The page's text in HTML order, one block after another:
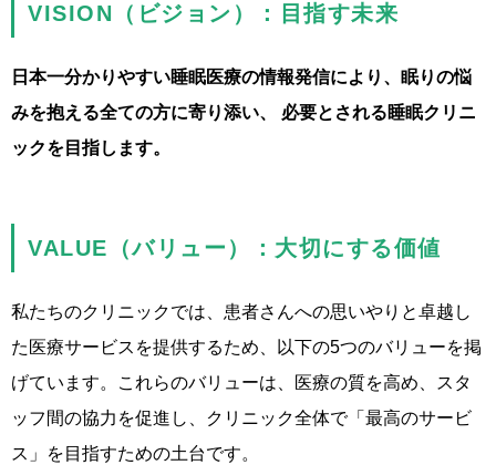
VISION（ビジョン）：目指す未来
日本一分かりやすい睡眠医療の情報発信により、眠りの悩
みを抱える全ての方に寄り添い、 必要とされる睡眠クリニ
ックを目指します。
VALUE（バリュー）：大切にする価値
私たちのクリニックでは、患者さんへの思いやりと卓越し
た医療サービスを提供するため、以下の5つのバリューを掲
げています。これらのバリューは、医療の質を高め、スタ
ッフ間の協力を促進し、クリニック全体で「最高のサービ
ス」を目指すための土台です。